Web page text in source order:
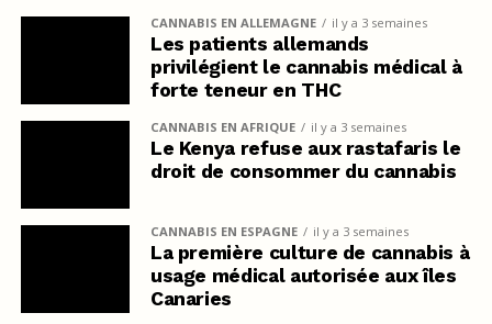
CANNABIS EN ALLEMAGNE il y a 3 semaines
Les patients allemands
privilégient le cannabis médical à
forte teneur en THC
CANNABIS EN AFRIQUE il y a 3 semaines
Le Kenya refuse aux rastafaris le
droit de consommer du cannabis
CANNABIS EN ESPAGNE il y a 3 semaines
La première culture de cannabis à
usage médical autorisée aux îles
Canaries